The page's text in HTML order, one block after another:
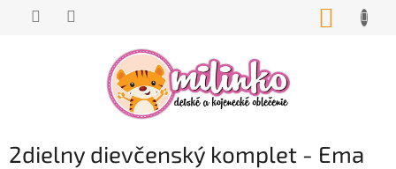
2dielny dievčenský komplet - Ema